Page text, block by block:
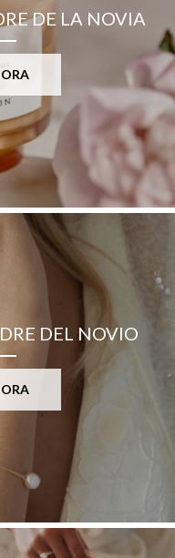
DE LA NOVIA
DEL NOVIO